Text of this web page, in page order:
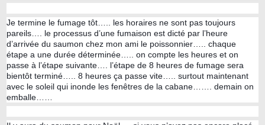
Je termine le fumage tôt….. les horaires ne sont pas toujours
pareils…. le processus d’une fumaison est dicté par l’heure
d’arrivée du saumon chez mon ami le poissonnier….. chaque
étape a une durée déterminée….. on compte les heures et on
passe à l’étape suivante…. l’étape de 8 heures de fumage sera
bientôt terminé….. 8 heures ça passe vite….. surtout maintenant
avec le soleil qui inonde les fenêtres de la cabane……. demain on
emballe……